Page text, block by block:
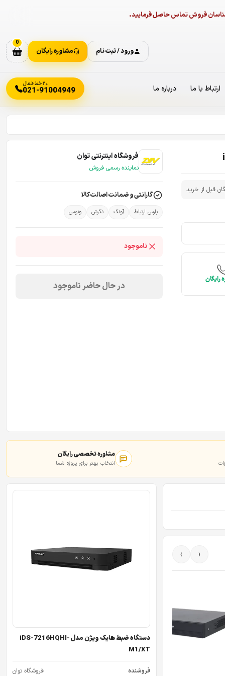
فروش تماس حاصل فرمایید.
ورود / ثبت نام مشاوره رایگان
0
ارتباط با ما درباره ما ۲۰ خط فعال
021-91004949
قبل از خرید
رایگان
فروشگاه اینترنتی توان
نماینده رسمی فروش
گارانتی و ضمانت اصالت کالا
پارس ارتباط آونگ نگرش ونوس
ناموجود
در حال حاضر ناموجود
مشاوره تخصصی رایگان
انتخاب بهتر برای پروژه شما
‹
›
دستگاه ضبط هایک ویژن مدل iDS-7216HQHI-
M1/XT
فروشنده
فروشگاه توان